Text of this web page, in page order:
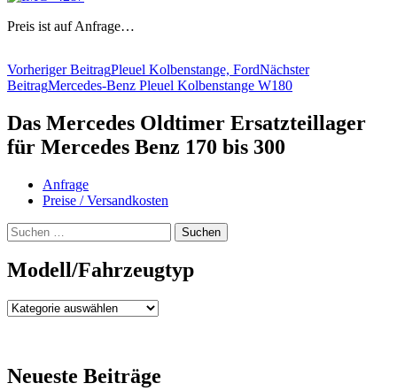
Preis ist auf Anfrage…
Beitragsnavigation
Vorheriger BeitragPleuel Kolbenstange, FordNächster
BeitragMercedes-Benz Pleuel Kolbenstange W180
Das Mercedes Oldtimer Ersatzteillager
für Mercedes Benz 170 bis 300
Anfrage
Preise / Versandkosten
Suchen
nach:
Modell/Fahrzeugtyp
Modell/Fahrzeugtyp
Neueste Beiträge